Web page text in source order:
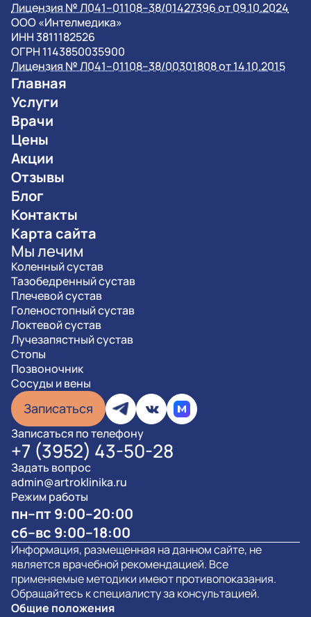
Лицензия № Л041–01108–38/01427396 от 09.10.2024
OOO «Интелмедика»
ИНН 3811182526
ОГРН 1143850035900
Лицензия № Л041–01108–38/00301808 от 14.10.2015
Главная
Услуги
Врачи
Цены
Акции
Отзывы
Блог
Контакты
Карта сайта
Мы лечим
Коленный сустав
Тазобедренный сустав
Плечевой сустав
Голеностопный сустав
Локтевой сустав
Лучезапястный сустав
Стопы
Позвоночник
Сосуды и вены
Записаться
Записаться по телефону
+7 (3952) 43-50-28
Задать вопрос
admin@artroklinika.ru
Режим работы
пн–пт 9:00–20:00
сб–вс 9:00–18:00
Информация, размещенная на данном сайте, не
является врачебной рекомендацией. Все
применяемые методики имеют противопоказания.
Обращайтесь к специалисту за консультацией.
Общие положения